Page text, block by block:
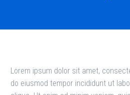
Lorem ipsum dolor sit amet,
do eiusmod tempor incididunt ut